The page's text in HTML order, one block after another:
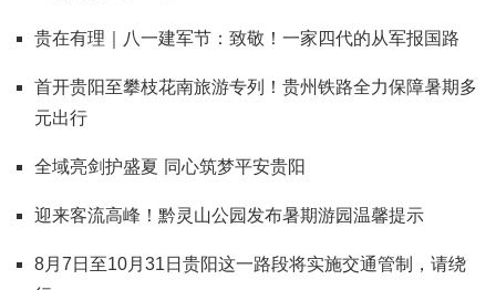
贵在有理｜八一建军节：致敬！一家四代的从军报国路
首开贵阳至攀枝花南旅游专列！贵州铁路全力保障暑期多
元出行
全域亮剑护盛夏 同心筑梦平安贵阳
迎来客流高峰！黔灵山公园发布暑期游园温馨提示
8月7日至10月31日贵阳这一路段将实施交通管制，请绕